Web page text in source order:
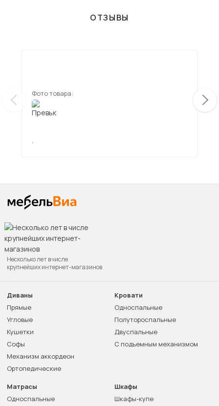
ОТЗЫВЫ
Фото товара:
,
Несколько лет в числе
крупнейших интернет-магазинов
Диваны
Прямые
Угловые
Кушетки
Софы
Механизм аккордеон
Ортопедические
Кровати
Односпальные
Полутороспальные
Двуспальные
С подъемным механизмом
Матрасы
Односпальные
Шкафы
Шкафы-купе